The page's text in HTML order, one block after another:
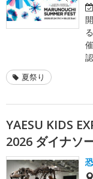
夏祭り
YAESU KIDS
2026 ダイナソ